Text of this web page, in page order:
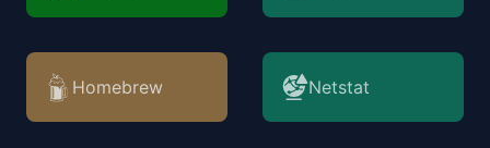
Homebrew Netstat